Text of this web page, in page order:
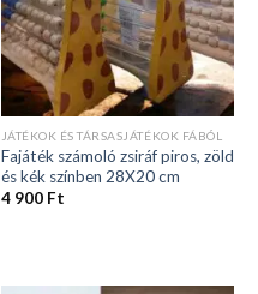
JÁTÉKOK ÉS TÁRSASJÁTÉKOK FÁBÓL
Fajáték számoló zsiráf piros, zöld
és kék színben 28X20 cm
4 900 Ft